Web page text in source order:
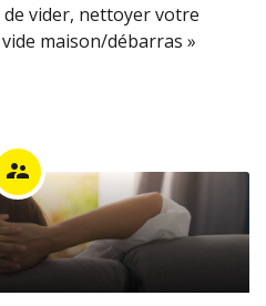
de vider, nettoyer votre
maison/débarras »
supervisor_account